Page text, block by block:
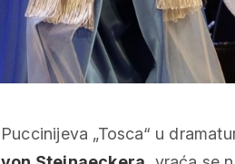
Puccinijeva „Tosca“ u